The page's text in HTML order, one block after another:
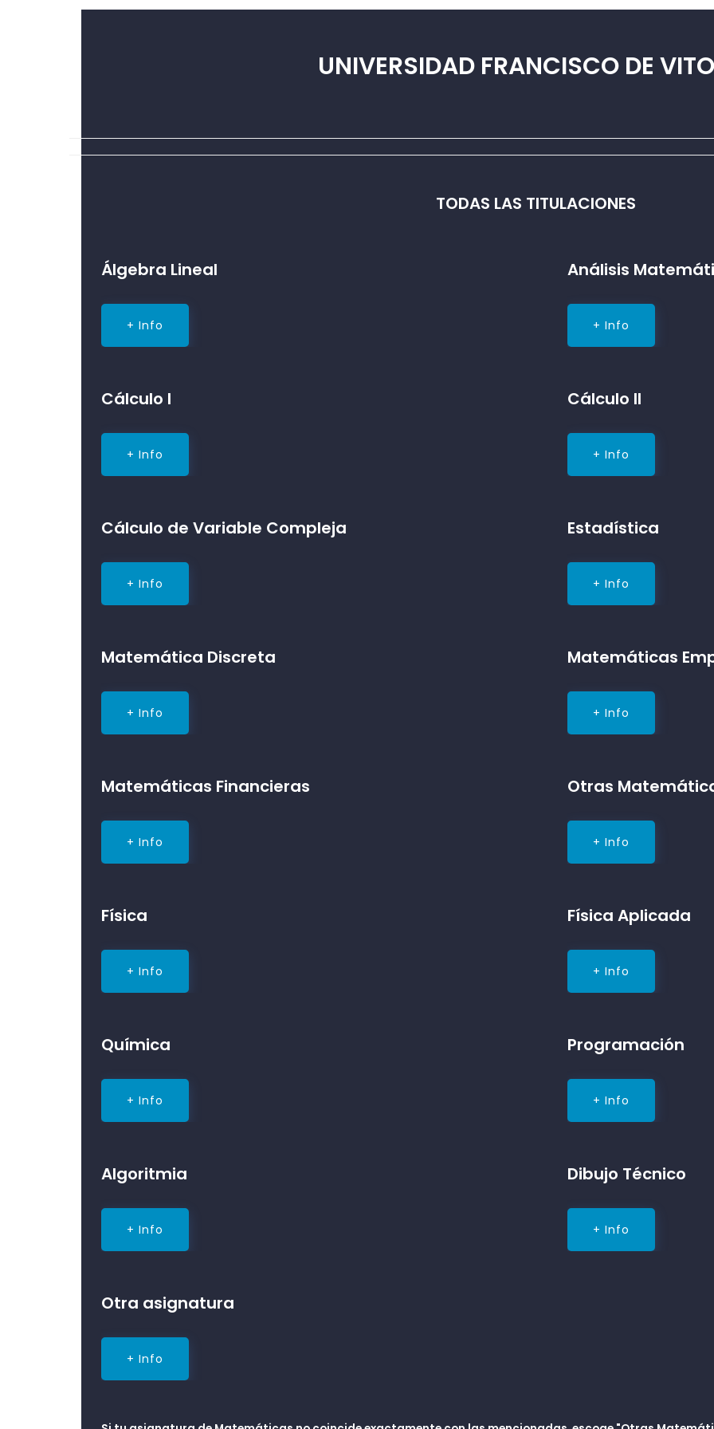
UNIVERSIDAD FRANCISCO DE
TODAS LAS TITULACIONES
Álgebra Lineal
+ Info
Análisis
+ Info
Cálculo I
+ Info
Cálculo II
+ Info
Cálculo de Variable Compleja
+ Info
Estadística
+ Info
Matemática Discreta
+ Info
Matemáticas
+ Info
Matemáticas Financieras
+ Info
Otras
+ Info
Física
+ Info
Física Aplicada
+ Info
Química
+ Info
Programación
+ Info
Algoritmia
+ Info
Dibujo Técnico
+ Info
Otra asignatura
+ Info